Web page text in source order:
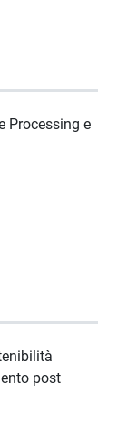
Processing e
post